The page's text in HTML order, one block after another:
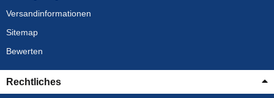
Versandinformationen
Sitemap
Bewerten
Rechtliches